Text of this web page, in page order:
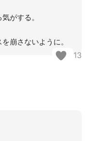
がする。
崩さないように。
13